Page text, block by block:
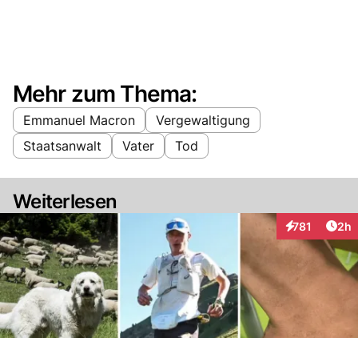
Mehr zum Thema:
Emmanuel Macron
Vergewaltigung
Staatsanwalt
Vater Tod
Weiterlesen
781
Interaktionen
2h